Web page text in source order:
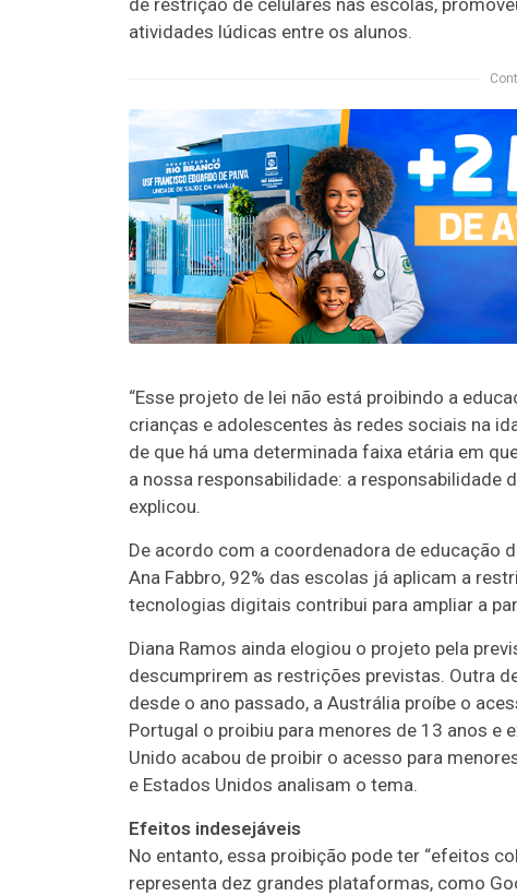
atividades lúdicas entre os alunos.
“Esse projeto de lei não está proibindo a
crianças e adolescentes às redes sociais na
de que há uma determinada faixa etária em
a nossa responsabilidade: a responsabilidade
explicou.
De acordo com a coordenadora de educação
Ana Fabbro, 92% das escolas já aplicam a
tecnologias digitais contribui para ampliar a
Diana Ramos ainda elogiou o projeto pela
descumprirem as restrições previstas. Outra
desde o ano passado, a Austrália proíbe o
Portugal o proibiu para menores de 13 anos e
Unido acabou de proibir o acesso para
e Estados Unidos analisam o tema.
Efeitos indesejáveis
No entanto, essa proibição pode ter “efeitos
representa dez grandes plataformas, como